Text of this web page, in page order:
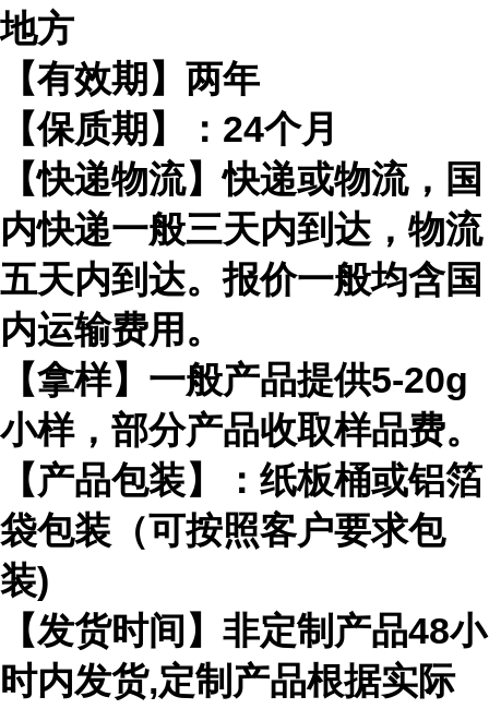
地方
【有效期】两年
【保质期】：24个月
【快递物流】快递或物流，国
内快递一般三天内到达，物流
五天内到达。报价一般均含国
内运输费用。
【拿样】一般产品提供5-20g
小样，部分产品收取样品费。
【产品包装】：纸板桶或铝箔
袋包装（可按照客户要求包
装)
【发货时间】非定制产品48小
时内发货,定制产品根据实际